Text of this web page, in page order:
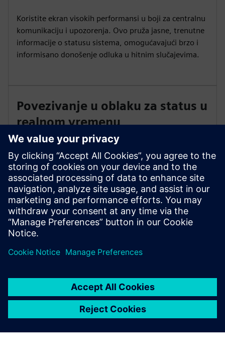
Koristite ekran visokih performansi u boji za centralnu
komunikaciju i upozorenja. Ovo pruža jasne, trenutne
informacije o statusu sistema, omogućavajući brzo i
informisano donošenje odluka u hitnim slučajevima.
Povezivanje u oblaku za status u
realnom vremenu
Iskoristite povezivanje u oblaku da biste omogućili
status događaja u realnom vremenu i brži, pametniji
odgovor. Daljinski pristupite svom sistemu za
kontinuirano praćenje i efikasno upravljanje
operacijama zaštite od požara.